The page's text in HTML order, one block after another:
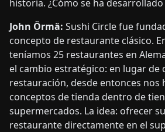
historia. ¿Cómo se ha desarrollado
John Örmä: Sushi Circle fue
concepto de restaurante clásico.
teníamos 25 restaurantes en
el cambio estratégico: en lugar de
restauración, desde entonces nos
conceptos de tienda dentro de
supermercados. La idea: ofrecer
restaurante directamente en el